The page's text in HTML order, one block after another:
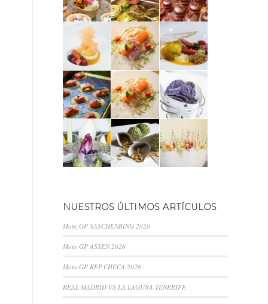
NUESTROS ÚLTIMOS ARTÍCULOS
Moto GP SASCHENRING 2026
Moto GP ASSEN 2026
Moto GP REP.CHECA 2026
REAL MADRID VS LA LAGUNA TENERIFE